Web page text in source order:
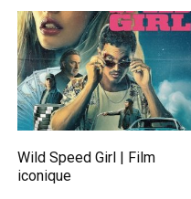
Wild Speed Girl | Film
iconique